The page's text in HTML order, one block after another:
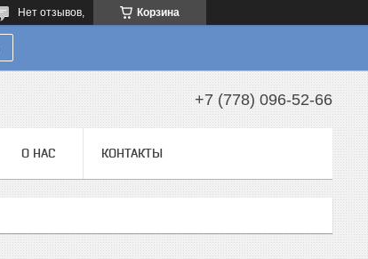
Корзина
Нет отзывов,
+7 (778) 096-52-66
О НАС КОНТАКТЫ